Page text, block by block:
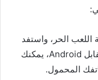
الحر، واستفد
من كل ما هو جديد. ولكن بدون دفع المال مقابل Android، يمكنك
المحمول.